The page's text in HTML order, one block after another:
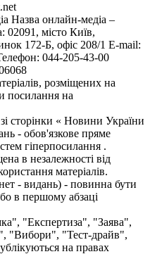
Назва онлайн-медіа –
02091, місто Київ,
172-Б, офіс 208/1 E-mail:
044-205-43-00
розміщених на
посилання на
сторінки « Новини України
- обов'язкове пряме
гіперпосилання .
в незалежності від
матеріалів.
- видань) - повинна бути
в першому абзаці
"Експертиза", "Заява",
"Вибори", "Тест-драйв",
на правах